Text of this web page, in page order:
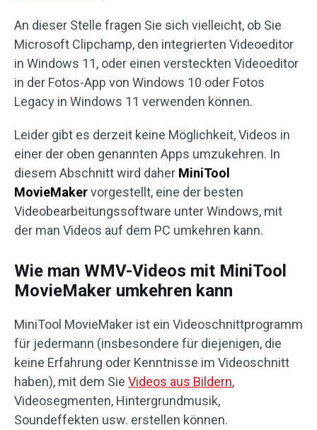
An dieser Stelle fragen Sie sich vielleicht, ob Sie
Microsoft Clipchamp, den integrierten Videoeditor
in Windows 11, oder einen versteckten Videoeditor
in der Fotos-App von Windows 10 oder Fotos
Legacy in Windows 11 verwenden können.
Leider gibt es derzeit keine Möglichkeit, Videos in
einer der oben genannten Apps umzukehren. In
diesem Abschnitt wird daher MiniTool
MovieMakervorgestellt, eine der besten
Videobearbeitungssoftware unter Windows, mit
der man Videos auf dem PC umkehren kann.
Wie man WMV-Videos mit MiniTool
MovieMaker umkehren kann
MiniTool MovieMaker ist ein Videoschnittprogramm
für jedermann (insbesondere für diejenigen, die
keine Erfahrung oder Kenntnisse im Videoschnitt
haben), mit dem Sie Videos aus Bildern,
Videosegmenten, Hintergrundmusik,
Soundeffekten usw. erstellen können.